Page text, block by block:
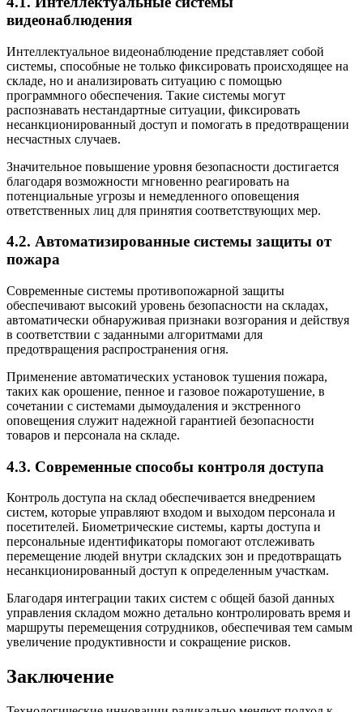
видеонаблюдения
Интеллектуальное видеонаблюдение представляет собой
системы, способные не только фиксировать происходящее на
складе, но и анализировать ситуацию с помощью
программного обеспечения. Такие системы могут
распознавать нестандартные ситуации, фиксировать
несанкционированный доступ и помогать в предотвращении
несчастных случаев.
Значительное повышение уровня безопасности достигается
благодаря возможности мгновенно реагировать на
потенциальные угрозы и немедленного оповещения
ответственных лиц для принятия соответствующих мер.
4.2. Автоматизированные системы защиты от
пожара
Современные системы противопожарной защиты
обеспечивают высокий уровень безопасности на складах,
автоматически обнаруживая признаки возгорания и действуя
в соответствии с заданными алгоритмами для
предотвращения распространения огня.
Применение автоматических установок тушения пожара,
таких как орошение, пенное и газовое пожаротушение, в
сочетании с системами дымоудаления и экстренного
оповещения служит надежной гарантией безопасности
товаров и персонала на складе.
4.3. Современные способы контроля доступа
Контроль доступа на склад обеспечивается внедрением
систем, которые управляют входом и выходом персонала и
посетителей. Биометрические системы, карты доступа и
персональные идентификаторы помогают отслеживать
перемещение людей внутри складских зон и предотвращать
несанкционированный доступ к определенным участкам.
Благодаря интеграции таких систем с общей базой данных
управления складом можно детально контролировать время и
маршруты перемещения сотрудников, обеспечивая тем самым
увеличение продуктивности и сокращение рисков.
Заключение